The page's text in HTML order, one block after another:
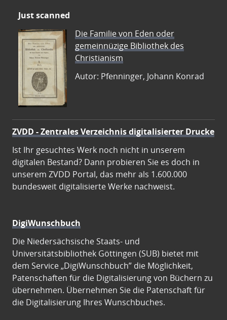
Just scanned
Die Familie von Eden oder
gemeinnüzige Bibliothek des
Christianism
Autor: Pfenninger, Johann Konrad
ZVDD - Zentrales Verzeichnis digitalisierter Drucke
Ist Ihr gesuchtes Werk noch nicht in unserem
digitalen Bestand? Dann probieren Sie es doch in
unserem ZVDD Portal, das mehr als 1.600.000
bundesweit digitalisierte Werke nachweist.
DigiWunschbuch
Die Niedersächsische Staats- und
Universitätsbibliothek Göttingen (SUB) bietet mit
dem Service „DigiWunschbuch” die Möglichkeit,
Patenschaften für die Digitalisierung von Büchern zu
übernehmen. Übernehmen Sie die Patenschaft für
die Digitalisierung Ihres Wunschbuches.